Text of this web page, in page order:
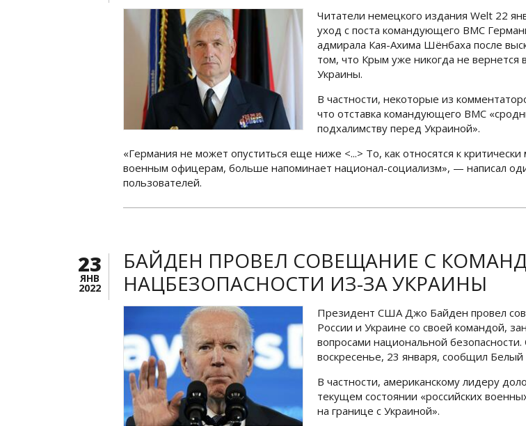
Читатели немецкого издания Welt 22
уход с поста командующего ВМС
адмирала Кая-Ахима Шёнбаха после
том, что Крым уже никогда не вернется
Украины.
В частности, некоторые из
что отставка командующего ВМС
подхалимству перед Украиной».
«Германия не может опуститься еще ниже <...> То, как относятся к
военным офицерам, больше напоминает национал-социализм», — написал
пользователей.
23
ЯНВ
2022
БАЙДЕН ПРОВЕЛ СОВЕЩАНИЕ С
НАЦБЕЗОПАСНОСТИ ИЗ-ЗА УКРАИНЫ
Президент США Джо Байден провел
России и Украине со своей командой,
вопросами национальной
воскресенье, 23 января, сообщил
В частности, американскому лидеру
текущем состоянии «российских
на границе с Украиной».